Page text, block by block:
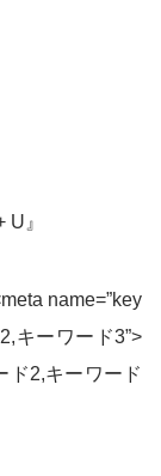
』
name=”key
キーワード3”>
ド2,キーワード